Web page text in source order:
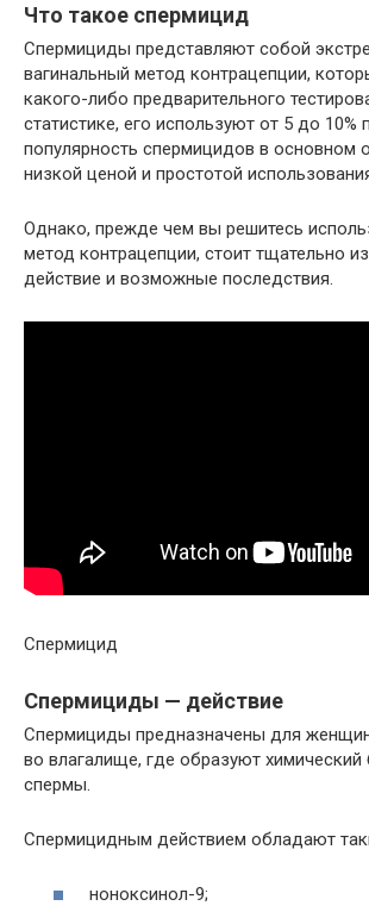
Что такое спермицид
Спермициды представляют собой
вагинальный метод контрацепции,
какого-либо предварительного
статистике, его используют от 5 до 10%
популярность спермицидов в основном
низкой ценой и простотой
Однако, прежде чем вы решитесь
метод контрацепции, стоит тщательно
действие и возможные последствия.
Спермицид
Спермициды — действие
Спермициды предназначены для
во влагалище, где образуют химический
спермы.
Спермицидным действием обладают
ноноксинол-9;